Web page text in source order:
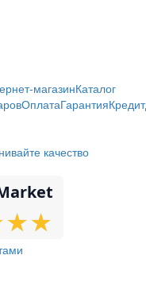
магазинКаталог
ОплатаГарантияКредит
★
★★
★